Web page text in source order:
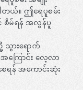
ယ်။ ဤရေပူစမ်း
စိမ်ရန် အလွန်ပူ
သွားရောက်
ြောင်း လေ့လာ
ေရန် အကောင်းဆုံး